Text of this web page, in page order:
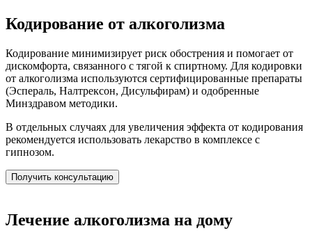
Кодирование от алкоголизма
Кодирование минимизирует риск обострения и помогает от
дискомфорта, связанного с тягой к спиртному. Для кодировки
от алкоголизма используются сертифицированные препараты
(Эспераль, Налтрексон, Дисульфирам) и одобренные
Минздравом методики.
В отдельных случаях для увеличения эффекта от кодирования
рекомендуется использовать лекарство в комплексе с
гипнозом.
Получить консультацию
Лечение алкоголизма на дому